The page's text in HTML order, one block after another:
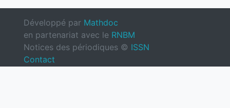
Développé par Mathdoc
en partenariat avec le RNBM
Notices des périodiques © ISSN
Contact